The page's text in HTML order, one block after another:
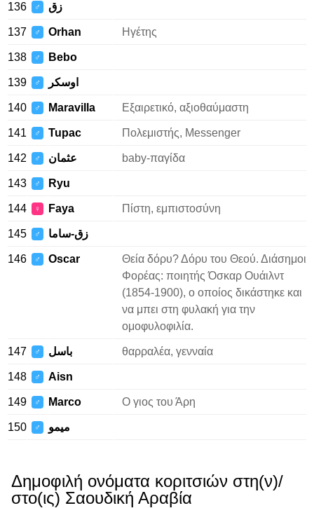
136 ♂ زق
137 ♂ Orhan Ηγέτης
138 ♂ Bebo
139 ♂ اوسكر
140 ♂ Maravilla Εξαιρετικό, αξιοθαύμαστη
141 ♂ Tupac Πολεμιστής, Messenger
142 ♂ عثمان baby-παγίδα
143 ♂ Ryu
144 ♀ Faya Πίστη, εμπιστοσύνη
145 ♂ زق-ساما
146 ♂ Oscar
Θεία δόρυ? Δόρυ του Θεού. Διάσημοι
Φορέας: ποιητής Όσκαρ Ουάιλντ
(1854-1900), ο οποίος δικάστηκε και
να μπει στη φυλακή για την
ομοφυλοφιλία.
147 ♂ باسل θαρραλέα, γενναία
148 ♂ Aisn
149 ♂ Marco Ο γιος του Άρη
150 ♂ ميمو
Δημοφιλή ονόματα κοριτσιών στη(ν)/
στο(ις) Σαουδική Αραβία